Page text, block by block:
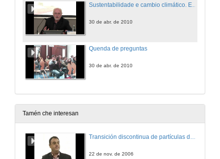
30 de abr. de 2010
Quenda de preguntas
30 de abr. de 2010
Tamén che interesan
Transición discontinua de partículas de microgel termosensible
22 de nov. de 2006